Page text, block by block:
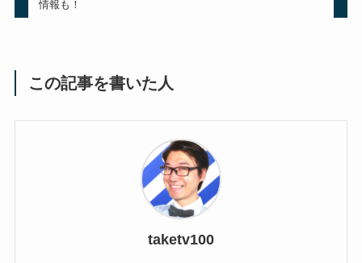
情報も！
この記事を書いた人
taketv100